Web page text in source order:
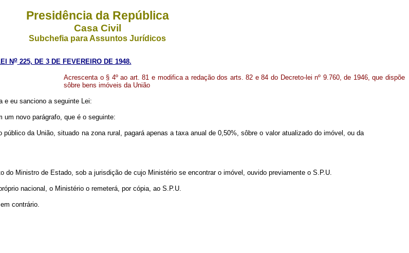
Presidência da República
Casa Civil
Subchefia para Assuntos Jurídicos
No225, DE 3 DE FEVEREIRO DE 1948.
Acrescenta o § 4º ao art. 81 e modifica a redação dos arts. 82 e 84 do Decreto-lei nº 9.760, de 1946, que dispõe
sôbre bens imóveis da União
e eu sanciono a seguinte Lei:
um novo parágrafo, que é o seguinte:
da União, situado na zona rural, pagará apenas a taxa anual de 0,50%, sôbre o valor atualizado do imóvel, ou da
do Ministro de Estado, sob a jurisdição de cujo Ministério se encontrar o imóvel, ouvido previamente o S.P.U.
nacional, o Ministério o remeterá, por cópia, ao S.P.U.
contrário.